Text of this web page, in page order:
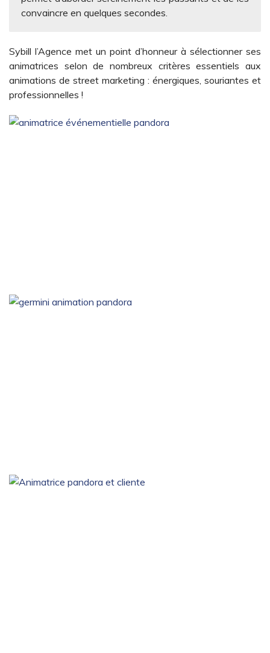
convaincre en quelques secondes.
Sybill l’Agence met un point d’honneur à sélectionner ses
animatrices selon de nombreux critères essentiels aux
animations de street marketing : énergiques, souriantes et
professionnelles !